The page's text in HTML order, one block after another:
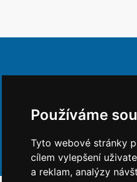
Používáme
Tyto webové stránky
cílem vylepšení
a reklam, analýzy